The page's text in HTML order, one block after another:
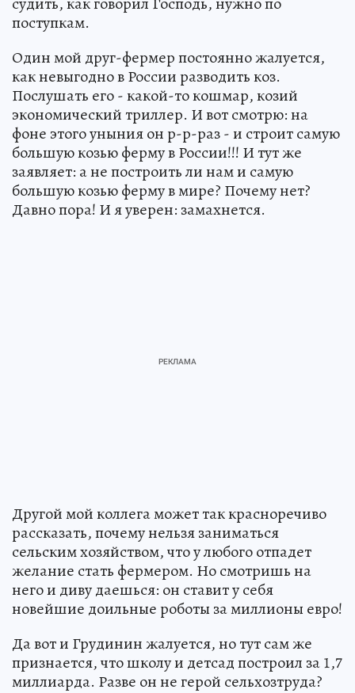
поступкам.
Один мой друг-фермер постоянно жалуется,
как невыгодно в России разводить коз.
Послушать его - какой-то кошмар, козий
экономический триллер. И вот смотрю: на
фоне этого уныния он р-р-раз - и строит самую
большую козью ферму в России!!! И тут же
заявляет: а не построить ли нам и самую
большую козью ферму в мире? Почему нет?
Давно пора! И я уверен: замахнется.
Другой мой коллега может так красноречиво
рассказать, почему нельзя заниматься
сельским хозяйством, что у любого отпадет
желание стать фермером. Но смотришь на
него и диву даешься: он ставит у себя
новейшие доильные роботы за миллионы евро!
Да вот и Грудинин жалуется, но тут сам же
признается, что школу и детсад построил за 1,7
миллиарда. Разве он не герой сельхозтруда?